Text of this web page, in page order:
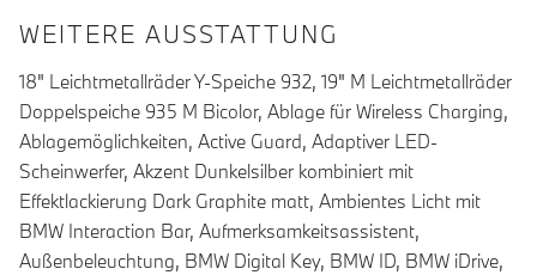
WEITERE AUSSTATTUNG
18" Leichtmetallräder Y-Speiche 932, 19" M Leichtmetallräder
Doppelspeiche 935 M Bicolor, Ablage für Wireless Charging,
Ablagemöglichkeiten, Active Guard, Adaptiver LED-
Scheinwerfer, Akzent Dunkelsilber kombiniert mit
Effektlackierung Dark Graphite matt, Ambientes Licht mit
BMW Interaction Bar, Aufmerksamkeitsassistent,
Außenbeleuchtung, BMW Digital Key, BMW ID, BMW iDrive,